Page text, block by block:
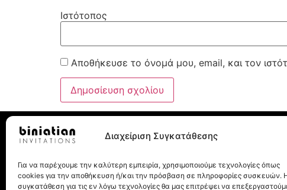
Διαχείριση Συγκατάθεσης
Για να παρέχουμε την καλύτερη εμπειρία, χρησιμοποιούμε τεχνολογίες όπως
cookies για την αποθήκευση ή/και την πρόσβαση σε πληροφορίες συσκευών.
συγκατάθεση για τις εν λόγω τεχνολογίες θα μας επιτρέψει να
Ιστότοπος
Αποθήκευσε το όνομά μου, email, και τον
Λεωχάρους 8, 10562, Αθήνα
Τηλ.: 210 32 27 077